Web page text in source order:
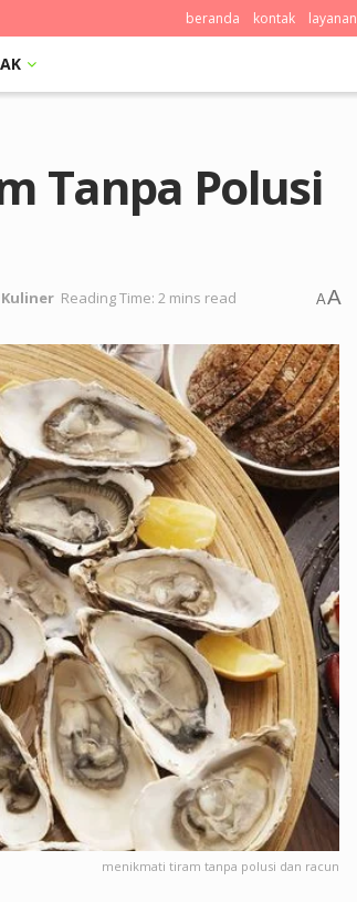
beranda kontak layanan
Tanpa Polusi
Kuliner Reading Time: 2 mins read AA
menikmati tiram tanpa polusi dan racun